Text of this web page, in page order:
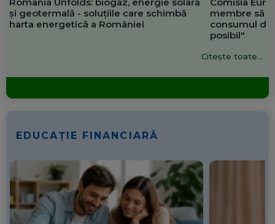
și geotermală - soluțiile care schimbă
harta energetică a României
membre să
consumul de
posibil"
Citește toate...
EDUCAȚIE FINANCIARĂ